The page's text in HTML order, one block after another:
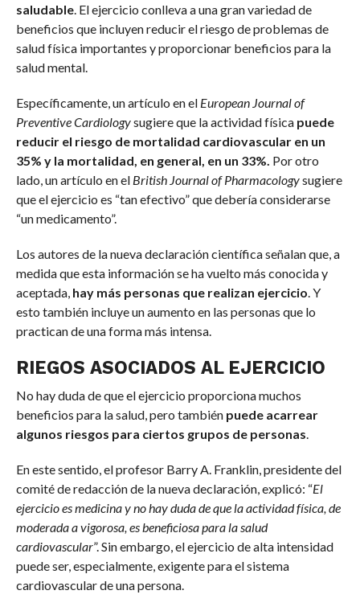
saludable. El ejercicio conlleva a una gran variedad de
beneficios que incluyen reducir el riesgo de problemas de
salud física importantes y proporcionar beneficios para la
salud mental.
Específicamente, un artículo en el European Journal of
Preventive Cardiologysugiere que la actividad física puede
reducir el riesgo de mortalidad cardiovascular en un
35% y la mortalidad, en general, en un 33%. Por otro
lado, un artículo en el British Journal of Pharmacologysugiere
que el ejercicio es “tan efectivo” que debería considerarse
“un medicamento”.
Los autores de la nueva declaración científica señalan que, a
medida que esta información se ha vuelto más conocida y
aceptada, hay más personas que realizan ejercicio . Y
esto también incluye un aumento en las personas que lo
practican de una forma más intensa.
RIEGOS ASOCIADOS AL EJERCICIO
No hay duda de que el ejercicio proporciona muchos
beneficios para la salud, pero también puede acarrear
algunos riesgos para ciertos grupos de personas
En este sentido, el profesor Barry A. Franklin, presidente del
comité de redacción de la nueva declaración, explicó: “El
ejercicio es medicina y no hay duda de que la actividad física, de
moderada a vigorosa, es beneficiosa para la salud
cardiovascular”. Sin embargo, el ejercicio de alta intensidad
puede ser, especialmente, exigente para el sistema
cardiovascular de una persona.